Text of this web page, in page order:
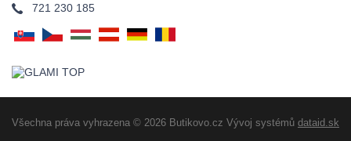
721 230 185
Všechna práva vyhrazena © 2026 Butikovo.cz Vývoj systémů dataid.sk